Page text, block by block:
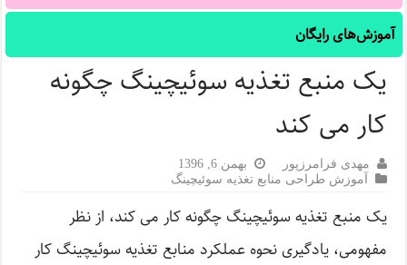
آموزش‌های رایگان
یک منبع تغذیه سوئیچینگ چگونه
کار می کند
مهدی فرامرزپور
بهمن 6, 1396
آموزش طراحی منابع تغذیه سوئیچینگ
یک منبع تغذیه سوئیچینگ چگونه کار می کند، از نظر
مفهومی، یادگیری نحوه عملکرد منابع تغذیه سوئیچینگ کار